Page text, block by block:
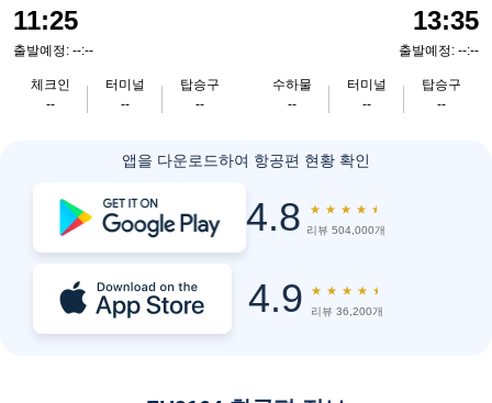
11:25
출발예정: --:--
체크인
--
터미널
--
탑승구
--
13:35
출발예정: --:--
수하물
--
터미널
--
탑승구
--
앱을 다운로드하여 항공편 현황 확인
4.8 ★ ★ ★ ★ ★
리뷰 504,000개
4.9 ★ ★ ★ ★ ★
리뷰 36,200개